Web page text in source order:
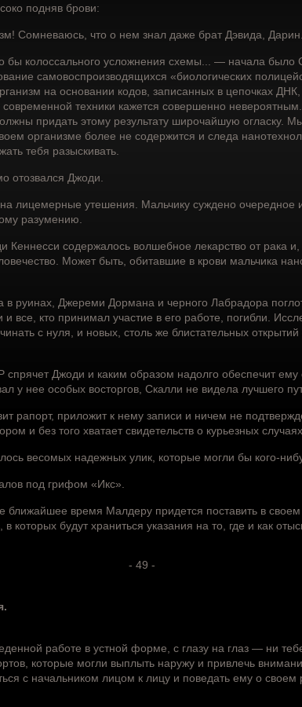
подняв брови:
Сомневаюсь, что о нем знал даже брат Дэвида, Дарин.
колоссального усложнения схемы... — начала было
самовоспроизводящихся «биологических
на основании кодов, записанных в цепочках
современной техники кажется совершенно
придать этому результату широчайшую огласку.
организме более не содержится и следа
тебя разыскивать.
отозвался Джоди.
на лицемерные утешения. Мальчику суждено очередное
разумению.
Кеннесси содержалось волшебное лекарство от рака
Может быть, обитавшие в крови мальчика
руинах, Джереми Дормана и черного Лабрадора
все, кто принимал участие в его работе, погибли.
с нуля, и новых, столь же блистательных
Джоди и каким образом надолго обеспечит
у нее особых восторгов, Скалли не видела лучшего
рапорт, приложит к нему записи и ничем не
и без того хватает свидетельств о курьезных случаях.
весомых надежных улик, которые могли бы кого-
под грифом «Икс».
время Малдеру придется поставить в
которых будут храниться указания на то, где и как
- 49 -
работе в устной форме, с глазу на глаз — ни
которые могли выплыть наружу и привлечь
с начальником лицом к лицу и поведать ему о своем